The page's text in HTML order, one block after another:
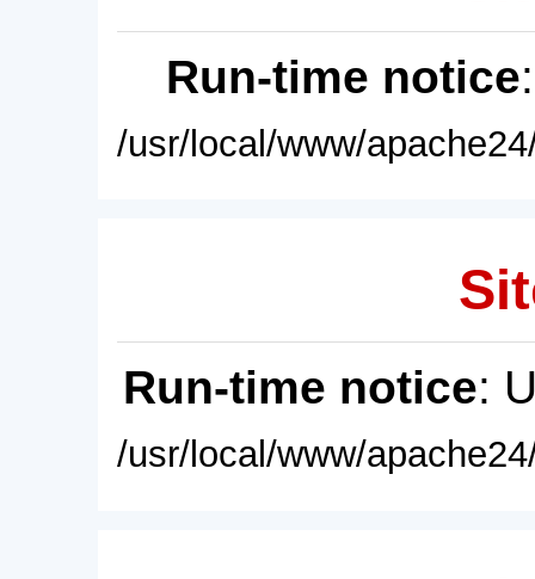
Run-time notice
/usr/local/www/
Run-time notice:
/usr/local/www/